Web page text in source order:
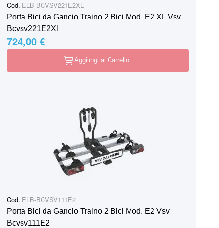
Cod. ELB-BCVSV221E2XL
Porta Bici da Gancio Traino 2 Bici Mod. E2 XL Vsv
Bcvsv221E2Xl
724,00 €
Aggiungi al Carrello
Cod. ELB-BCVSV111E2
Porta Bici da Gancio Traino 2 Bici Mod. E2 Vsv
Bcvsv111E2